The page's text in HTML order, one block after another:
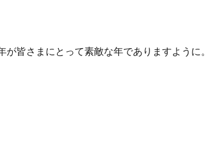
が皆さまにとって素敵な年でありますように。